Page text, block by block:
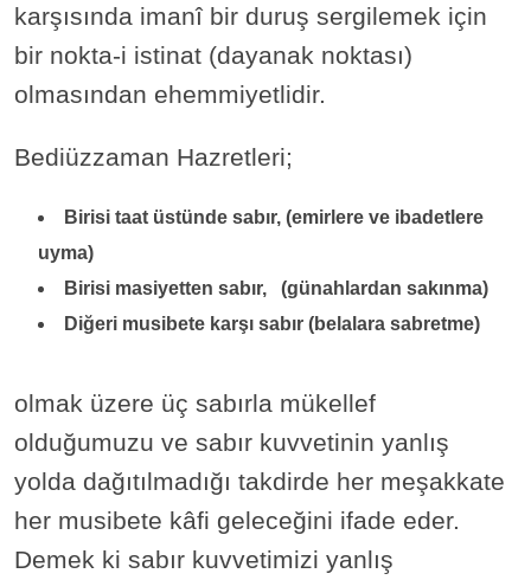
karşısında imanî bir duruş sergilemek için
bir nokta-i istinat (dayanak noktası)
olmasından ehemmiyetlidir.
Bediüzzaman Hazretleri;
Birisi taat üstünde sabır, (emirlere ve ibadetlere
uyma)
Birisi masiyetten sabır, (günahlardan sakınma)
Diğeri musibete karşı sabır (belalara sabretme)
olmak üzere üç sabırla mükellef
olduğumuzu ve sabır kuvvetinin yanlış
yolda dağıtılmadığı takdirde her meşakkate
her musibete kâfi geleceğini ifade eder.
Demek ki sabır kuvvetimizi yanlış